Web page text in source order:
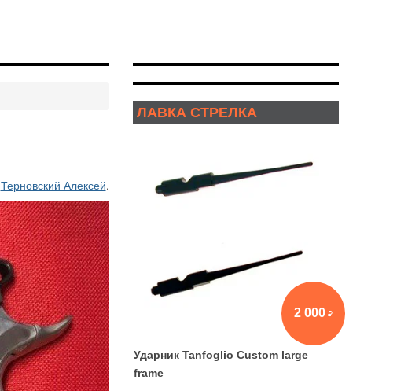
Терновский Алексей.
ЛАВКА СТРЕЛКА
2 000
Ударник Tanfoglio Custom large
frame